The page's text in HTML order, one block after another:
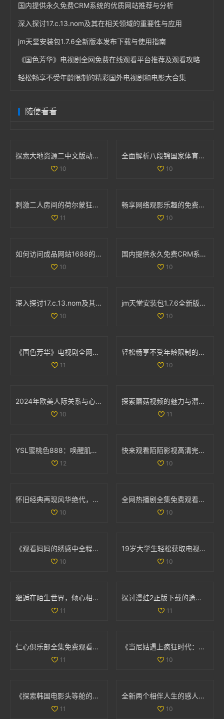
国内提供永久免费CRM系统的优质网站推荐与分析
深入探讨17.c.13.nom及其在相关领域的重要性与应用
jm天堂安装包1.7.6全新版本发布下载与使用指南
《国色芳华》电视剧全网免费在线观看平台推荐及观看攻略
轻松畅享不受年龄限制的精彩国外电视剧和电影大合集
随便看看
探索大地资源二中文版动漫的精彩世界与剧情发展解析
10
全面解析八段锦国家体育总局的口令版完整教学视频内容
10
刺激二人房间的荷尔蒙狂潮让人无法自拔的真实体验
11
畅享网络观影乐趣的免费特色大片观看平台推荐
10
如何访问成品网站1688的免费入口网页版详细教程与注意事项
10
国内提供永久免费CRM系统的优质网站推荐与分析
10
深入探讨17.c.13.nom及其在相关领域的重要性与应用
10
jm天堂安装包1.7.6全新版本发布下载与使用指南
10
《国色芳华》电视剧全网免费在线观看平台推荐及观看攻略
11
轻松畅享不受年龄限制的精彩国外电视剧和电影大合集
10
2024年欧美人际关系与心理学发展动态分析与探讨
10
探索蘑菇视频的魅力与潜力，重新定义短视频分享平台的未来
11
YSL蜜桃色888：唤醒肌肤活力的完美唇膏体验
12
快来观看陌陌影视高清完整版，让您尽享精彩影片体验
10
怀旧经典再现风华绝代，重拾1993年辉煌盛世回忆
10
全网热播剧全集免费观看下载攻略，轻松享受精彩剧情之旅
10
《观看妈妈的绣感中全程免费看，带你了解刺绣之美》
10
19岁大学生轻松获取电视剧免费观看软件的秘密分享
10
邂逅在陌生世界，倾心相随的奇幻爱情旅程
11
探讨漫蛙2正版下载的途径与注意事项以确保安全畅享游戏体验
11
仁心俱乐部全集免费观看，畅享精彩内容与感人故事
11
《当尼姑遇上疯狂时代：一段出乎意料的搞笑旅程》
10
《探索韩国电影头等舱的魅力与情感展现的在线观影体验》
11
全新两个相伴人生的感人故事高清完整版在线免费观看
10